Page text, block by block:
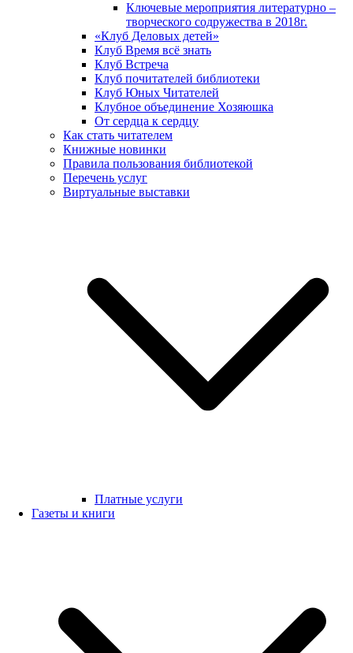
Ключевые мероприятия литературно –
творческого содружества в 2018г.
«Клуб Деловых детей»
Клуб Время всё знать
Клуб Встреча
Клуб почитателей библиотеки
Клуб Юных Читателей
Клубное объединение Хозяюшка
От сердца к сердцу
Как стать читателем
Книжные новинки
Правила пользования библиотекой
Перечень услуг
Виртуальные выставки
Платные услуги
Газеты и книги